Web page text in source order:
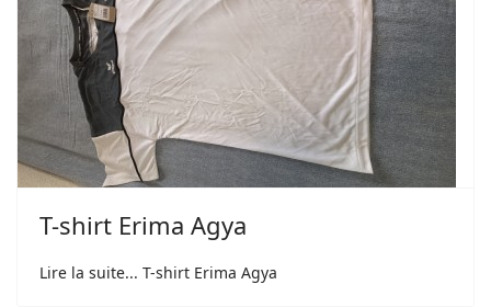
T-shirt Erima Agya